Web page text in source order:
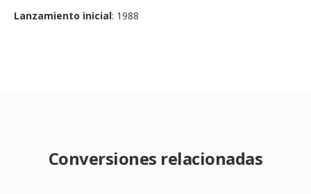
Lanzamiento inicial: 1988
Conversiones relacionadas